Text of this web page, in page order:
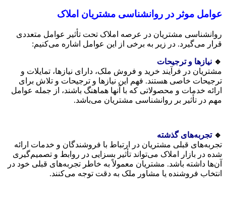
عوامل موثر در روانشناسی مشتریان املاک
روانشناسی مشتریان در عرصه املاک تحت تأثیر عوامل متعددی
قرار می‌گیرد. در زیر به برخی از این عوامل اشاره می‌کنیم:
🔹 نیازها و ترجیحات
مشتریان در فرآیند خرید و فروش ملک، دارای نیازها، تمایلات و
ترجیحات خاصی هستند. فهم این نیازها و ترجیحات و تلاش برای
ارائه خدمات و محصولاتی که با آنها هماهنگ باشند، از جمله عوامل
مهم در تأثیر بر روانشناسی مشتریان می‌باشد.
🔹 تجربه‌های گذشته
تجربه‌های قبلی مشتریان در ارتباط با فروشندگان و خدمات ارائه
شده در بازار املاک می‌تواند تأثیر بسزایی در روابط و تصمیم‌گیری
آن‌ها داشته باشد. مشتریان معمولاً به خاطر تجربه‌های قبلی خود در
انتخاب فروشنده یا مشاور ملک به دقت توجه می‌کنند.